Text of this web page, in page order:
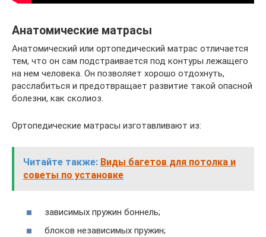
Анатомические матрасы
Анатомический или ортопедический матрас отличается
тем, что он сам подстраивается под контуры лежащего
на нем человека. Он позволяет хорошо отдохнуть,
расслабиться и предотвращает развитие такой опасной
болезни, как сколиоз.
Ортопедические матрасы изготавливают из:
Читайте также: Виды багетов для потолка и
советы по установке
зависимых пружин боннель;
блоков независимых пружин;